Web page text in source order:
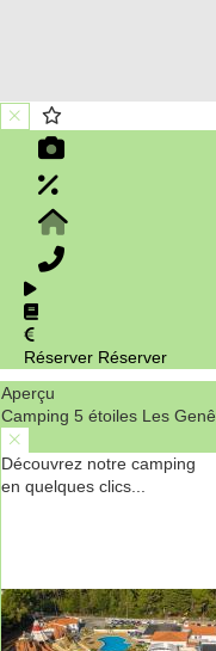
Réserver Réserver
Aperçu
Camping 5 étoiles Les
Découvrez notre camping
en quelques clics...